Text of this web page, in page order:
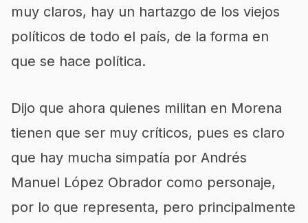
muy claros, hay un hartazgo de los viejos
políticos de todo el país, de la forma en
que se hace política.
Dijo que ahora quienes militan en Morena
tienen que ser muy críticos, pues es claro
que hay mucha simpatía por Andrés
Manuel López Obrador como personaje,
por lo que representa, pero principalmente